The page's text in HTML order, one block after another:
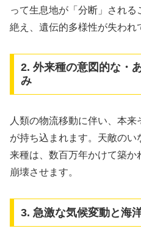
って生息地が「分断」され
絶え、遺伝的多様性が失われ
2. 外来種の意図的な・
み
人類の物流移動に伴い、本
が持ち込まれます。天敵の
来種は、数百万年かけて築
崩壊させます。
3. 急激な気候変動と海